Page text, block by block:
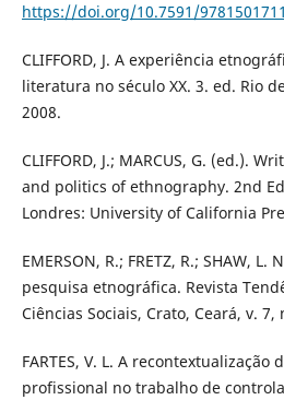
https://doi.org/10.7591/
CLIFFORD, J. A experiência
literatura no século XX. 3. ed. Rio
2008.
CLIFFORD, J.; MARCUS, G. (ed.).
and politics of ethnography. 2nd
Londres: University of California
EMERSON, R.; FRETZ, R.; SHAW,
pesquisa etnográfica. Revista
Ciências Sociais, Crato, Ceará, v. 7,
FARTES, V. L. A recontextualização
profissional no trabalho de